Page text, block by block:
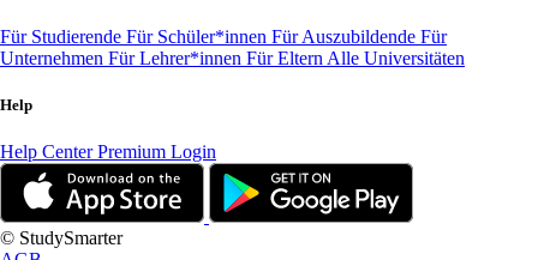
Für Studierende Für Schüler*innen Für Auszubildende Für
Unternehmen Für Lehrer*innen Für Eltern Alle Universitäten
Help
Help CenterPremium Login
© StudySmarter